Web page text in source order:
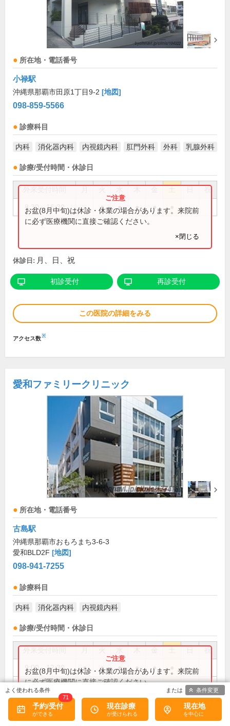
所在地・電話番号
小禄駅
沖縄県那覇市田原1丁目9-2 [地図]
098-859-5566
診療科目
内科 消化器内科 内視鏡内科 肛門外科 外科 乳腺外科
診療/受付時間・休診日
祝
8:30～16:30 ● ● ● ●
お盆(8月中旬)は休診・休業の場合があります。来院前
に必ず医療機関に直接ご確認ください。
×閉じる
休診日: 月、日、祝
初診受付 再診受付
この医院の詳細をみる
アクセス数※
愛和ファミリークリニック
所在地・電話番号
古島駅
沖縄県那覇市おもろまち3-6-3
愛和BLD2F [地図]
098-941-7255
診療科目
内科 消化器内科 内視鏡内科
診療/受付時間・休診日
祝
9:00～12:30 ● ● ● ● ●
14:00～18:00 ● ● ● ●
お盆(8月中旬)は休診・休業の場合があります。来院前
に必ず医療機関に直接ご確認ください。
×閉じる
備考: 火・土曜午後は訪問診療を行っております。
予約/受付
71
現在診療 現在地
条件変更